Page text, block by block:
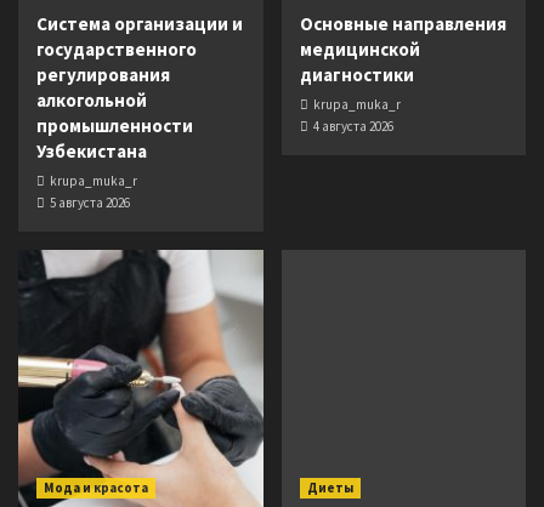
Система организации и
государственного
регулирования
алкогольной
промышленности
Узбекистана
krupa_muka_r
5 августа 2026
Основные направления
медицинской
диагностики
krupa_muka_r
4 августа 2026
Мода и красота Диеты